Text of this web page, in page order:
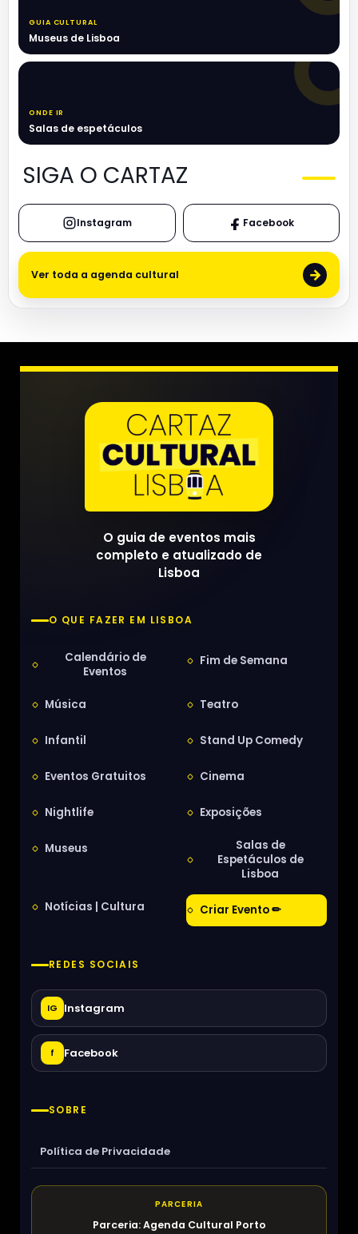
GUIA CULTURAL
Museus de Lisboa
ONDE IR
Salas de espetáculos
SIGA O CARTAZ
Instagram Facebook
Ver toda a agenda cultural →
O guia de eventos mais
completo e atualizado de
Lisboa
O QUE FAZER EM LISBOA
Calendário de
Eventos
Fim de Semana
Música Teatro
Infantil Stand Up Comedy
Eventos Gratuitos Cinema
Nightlife Exposições
Museus
Salas de
Espetáculos de
Lisboa
Notícias | Cultura Criar Evento ✏
REDES SOCIAIS
IG Instagram
f Facebook
SOBRE
Política de Privacidade
PARCERIA
Parceria: Agenda Cultural Porto